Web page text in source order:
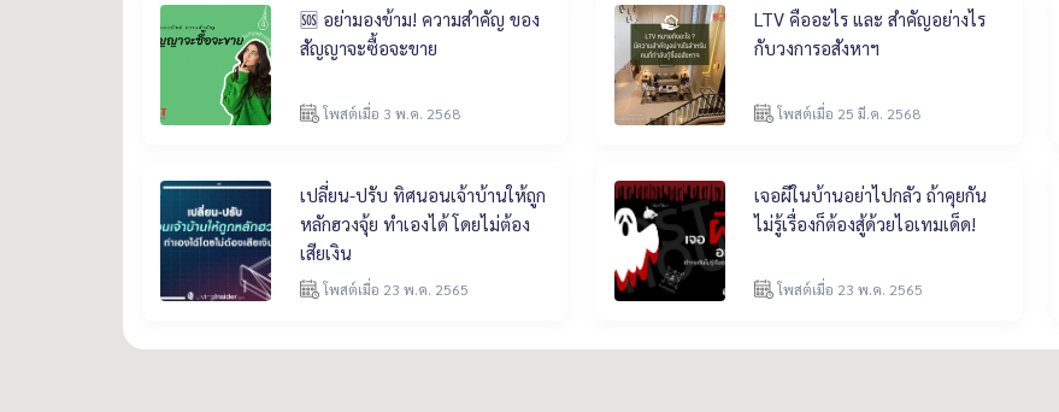
🆘 อย่ามองข้าม! ความสำคัญ ของ
สัญญาจะซื้อจะขาย
โพสต์เมื่อ 3 พ.ค. 2568
LTV คืออะไร และ สำคัญอย่างไร
กับวงการอสังหาฯ
โพสต์เมื่อ 25 มี.ค. 2568
เปลี่ยน-ปรับ ทิศนอนเจ้าบ้านให้ถูก
หลักฮวงจุ้ย ทำเองได้ โดยไม่ต้อง
เสียเงิน
โพสต์เมื่อ 23 พ.ค. 2565
เจอผีในบ้านอย่าไปกลัว ถ้าคุยกัน
ไม่รู้เรื่องก็ต้องสู้ด้วยไอเทมเด็ด!
โพสต์เมื่อ 23 พ.ค. 2565